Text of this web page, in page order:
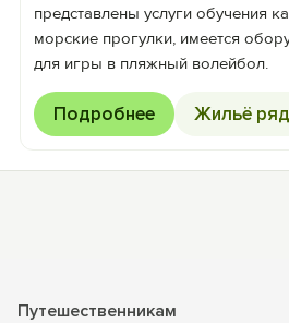
представлены услуги обучения
морские прогулки, имеется
для игры в пляжный волейбол.
Подробнее Жильё
Путешественникам